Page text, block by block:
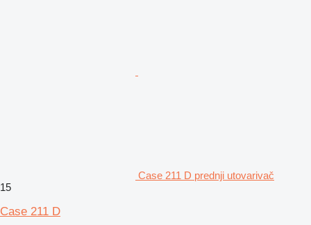
Case 211 D prednji utovarivač
15
Case 211 D